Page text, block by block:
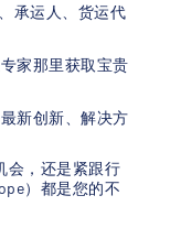
承运人、货运代
家那里获取宝贵
新创新、解决方
会，还是紧跟行
）都是您的不